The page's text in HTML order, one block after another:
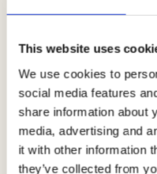
This website uses
We use cookies to
social media features
share information about
media, advertising and
it with other information
they’ve collected from
mescolate gli
2
A padella ancora
coccoe mescolate
salsa omogeneae